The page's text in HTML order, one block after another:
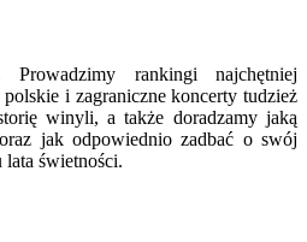
rankingi najchętniej
i zagraniczne koncerty tudzież
winyli, a także doradzamy jaką
jak odpowiednio zadbać o swój
lata świetności.